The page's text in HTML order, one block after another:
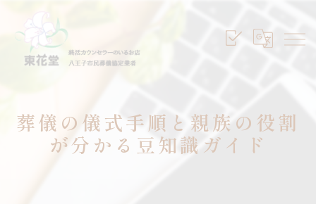
葬儀の儀式手順と親族の役割
が分かる豆知識ガイド